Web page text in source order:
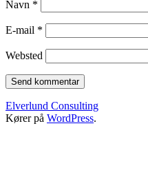
Navn *
E-mail *
Websted
Elverlund Consulting
Kører på WordPress.